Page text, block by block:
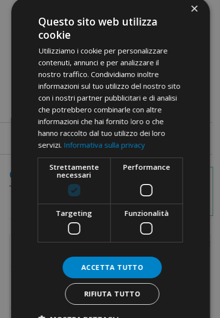
PDF documents
Images with
Coded Items
D1
D2
[mm]
L1
[mm]
Suitable for cable glands with thread
Metric
M12
M16
×
Questo sito web utilizza
cookie
Utilizziamo i cookie per personalizzare
contenuti, annunci e per analizzare il
nostro traffico. Condividiamo inoltre
informazioni sul tuo utilizzo del nostro sito
con i nostri partner pubblicitari e di analisi
che potrebbero combinarle con altre
informazioni che hai fornito loro o che
hanno raccolto dal tuo utilizzo dei loro
servizi. Informativa sulla privacy
Strettamente
necessari
Performance
Targeting Funzionalità
ACCETTA TUTTO
RIFIUTA TUTTO